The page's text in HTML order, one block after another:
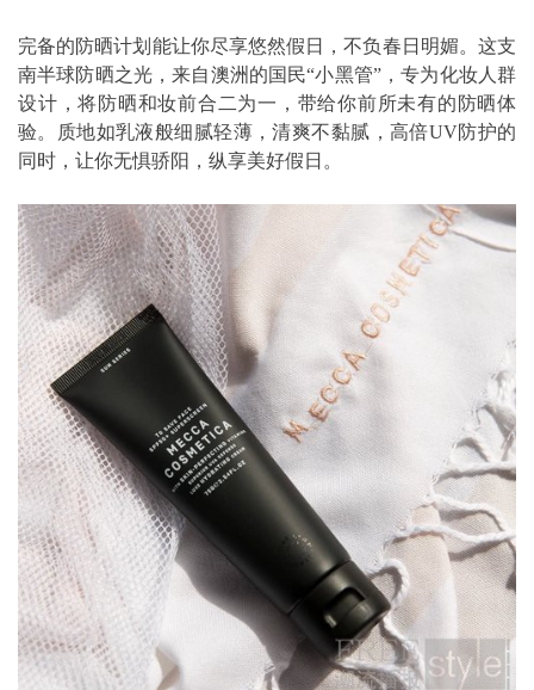
完备的防晒计划能让你尽享悠然假日，不负春日明媚。这支
南半球防晒之光，来自澳洲的国民“小黑管”，专为化妆人群
设计，将防晒和妆前合二为一，带给你前所未有的防晒体
验。质地如乳液般细腻轻薄，清爽不黏腻，高倍UV防护的
同时，让你无惧骄阳，纵享美好假日。